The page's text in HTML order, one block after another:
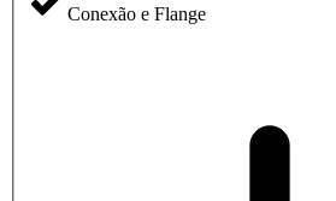
Conexão e Flange